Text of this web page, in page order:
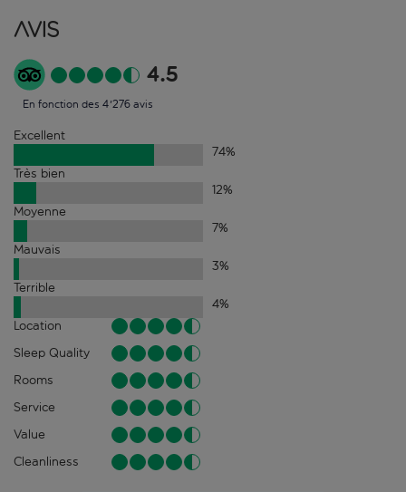
Avis
4.5
En fonction des 4'276 avis
Excellent
74%
Très bien
12%
Moyenne
7%
Mauvais
3%
Terrible
4%
Location
Sleep Quality
Rooms
Service
Value
Cleanliness